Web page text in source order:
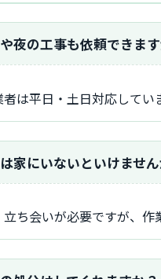
夜の工事も依頼できま
は平日・土日対応してい
家にいないといけません
ち会いが必要ですが、作